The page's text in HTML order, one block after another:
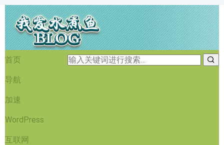
首页
导航
加速
WordPress
互联网